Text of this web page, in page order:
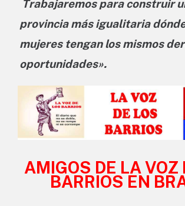
Trabajaremos para construir
provincia más igualitaria
mujeres tengan los mismos
oportunidades».
AMIGOS DE LA VOZ
BARRIOS EN